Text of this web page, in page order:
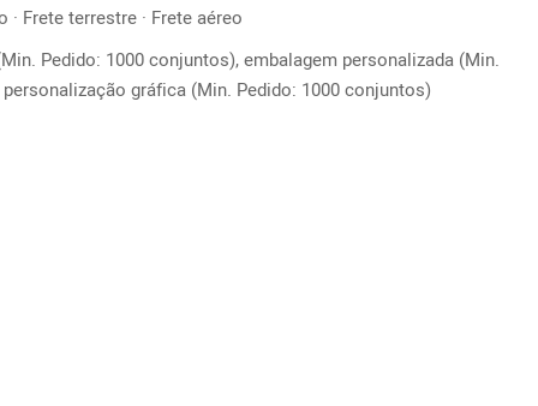
Frete terrestre · Frete aéreo
Pedido: 1000 conjuntos), embalagem personalizada (Min.
gráfica (Min. Pedido: 1000 conjuntos)